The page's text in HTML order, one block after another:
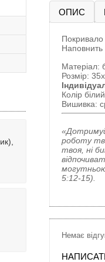
ОПИС
Покривало
Наповнить
Матеріал:
Розмір:
Колір білий
Вишивка:
роботу
твоя, ні
5:12-15).
Немає